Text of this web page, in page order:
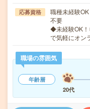
応募資格
職種未経験
不要
◆未経験OK！
で気軽にオン
職場の雰囲気
年齢層
20代